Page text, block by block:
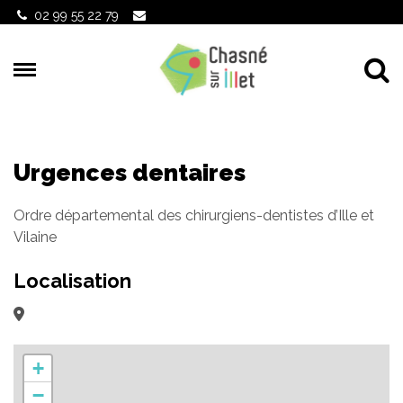
Gestion des traceurs
02 99 55 22 79
Urgences dentaires
Ordre départemental des chirurgiens-dentistes d’Ille et
Vilaine
Localisation
+
−